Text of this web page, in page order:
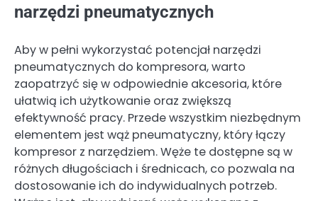
narzędzi pneumatycznych
Aby w pełni wykorzystać potencjał narzędzi
pneumatycznych do kompresora, warto
zaopatrzyć się w odpowiednie akcesoria, które
ułatwią ich użytkowanie oraz zwiększą
efektywność pracy. Przede wszystkim niezbędnym
elementem jest wąż pneumatyczny, który łączy
kompresor z narzędziem. Węże te dostępne są w
różnych długościach i średnicach, co pozwala na
dostosowanie ich do indywidualnych potrzeb.